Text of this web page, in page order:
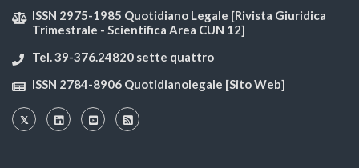
ISSN 2975-1985 Quotidiano Legale [Rivista Giuridica
Trimestrale - Scientifica Area CUN 12]
Tel. 39-376.24820 sette quattro
ISSN 2784-8906 Quotidianolegale [Sito Web]